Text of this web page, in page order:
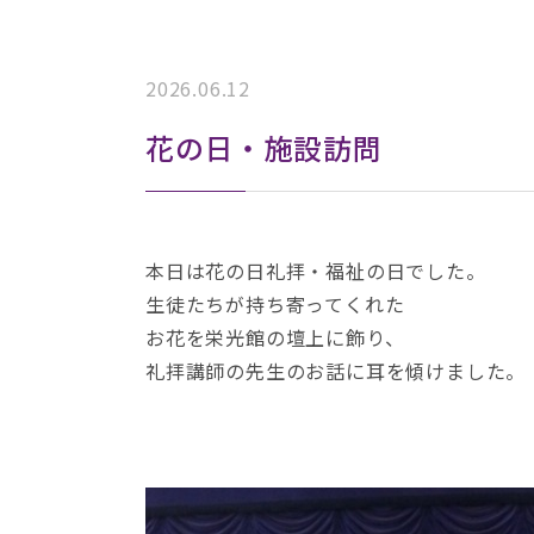
2026.06.12
花の日・施設訪問
本日は花の日礼拝・福祉の日でした。
生徒たちが持ち寄ってくれた
お花を栄光館の壇上に飾り、
礼拝講師の先生のお話に耳を傾けました。